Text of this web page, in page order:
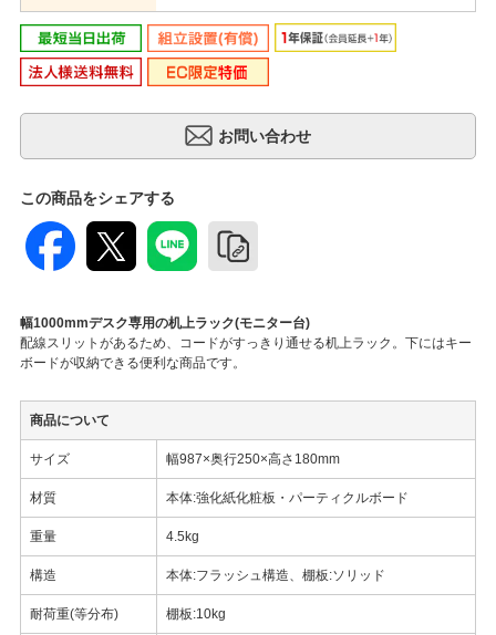
この商品をシェアする
幅1000mmデスク専用の机上ラック(モニター台)
配線スリットがあるため、コードがすっきり通せる机上ラック。下にはキー
ボードが収納できる便利な商品です。
商品について
サイズ 幅987×奥行250×高さ180mm
材質 本体:強化紙化粧板・パーティクルボード
重量 4.5kg
構造 本体:フラッシュ構造、棚板:ソリッド
耐荷重(等分布) 棚板:10kg